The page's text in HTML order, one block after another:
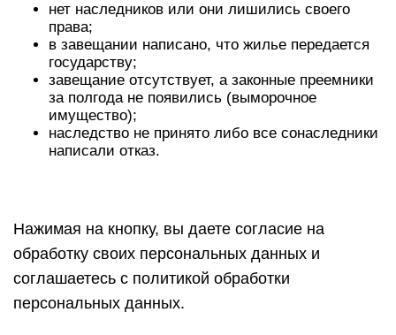
нет наследников или они лишились своего
права;
в завещании написано, что жилье передается
государству;
завещание отсутствует, а законные преемники
за полгода не появились (выморочное
имущество);
наследство не принято либо все сонаследники
написали отказ.
Нажимая на кнопку, вы даете согласие на
обработку своих персональных данных и
соглашаетесь с политикой обработки
персональных данных.